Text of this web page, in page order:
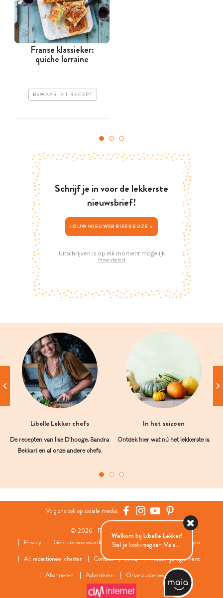
Franse klassieker:
quiche lorraine
BEWAAR DIT RECEPT
Schrijf je in voor de lekkerste
nieuwsbrief!
JOUW NIEUWSBRIEFKEUZE >
Uitschrijven is op elk moment mogelijk
Privacybeleid
Libelle Lekker chefs
De recepten van Ilse D’hooge, Sandra
Bekkari en al onze andere chefs.
In het seizoen
Ontdek hier wat nú het lekkerste is.
Volg ons ook op sociale media:
© 2026 - Roularta Media Group
Privacy
Gebruiksvoorwaarden Cookies
Cookies instellingen
AI: redactioneel charter
Contact FAQ
Wedstrijdreglement
Abonneren
Adverteren Onze zusterwebsites
Welkom bij Libelle Lekker!
Stel je kookvraag aan Maia...